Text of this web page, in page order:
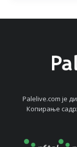
Palelive.com јe
Копирањe